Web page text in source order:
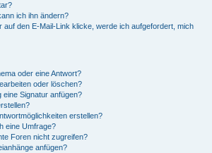
ich ihn ändern?
auf den E-Mail-Link klicke, werde ich aufgefordert, mich
oder eine Antwort?
oder löschen?
eine Signatur anfügen?
erstellen?
eine Umfrage?
Foren nicht zugreifen?
anfügen?